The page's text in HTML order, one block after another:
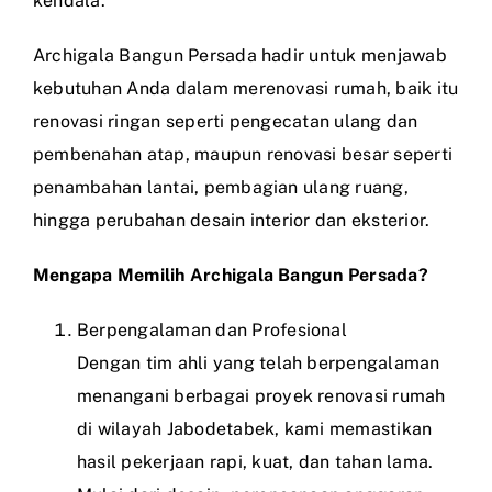
Archigala Bangun Persada hadir untuk menjawab
kebutuhan Anda dalam merenovasi rumah, baik itu
renovasi ringan seperti pengecatan ulang dan
pembenahan atap, maupun renovasi besar seperti
penambahan lantai, pembagian ulang ruang,
hingga perubahan desain interior dan eksterior.
Mengapa Memilih Archigala Bangun Persada?
Berpengalaman dan Profesional
Dengan tim ahli yang telah berpengalaman
menangani berbagai proyek renovasi rumah
di wilayah Jabodetabek, kami memastikan
hasil pekerjaan rapi, kuat, dan tahan lama.